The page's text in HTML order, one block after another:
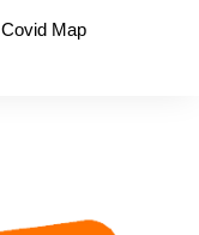
Covid Map